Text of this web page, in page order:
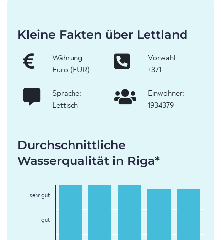
Kleine Fakten über Lettland
Währung:
Euro (EUR)
Vorwahl:
+371
Sprache:
Lettisch
Einwohner:
1934379
Durchschnittliche
Wasserqualität in Riga*
sehr gut
gut